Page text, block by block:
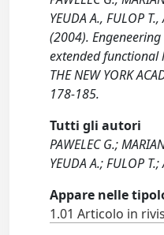
YEUDA A., FULOP
(2004).
extended functional
THE NEW YORK
178-185.
Tutti gli autori
PAWELEC G.;
YEUDA A.; FULOP T.;
Appare nelle
1.01 Articolo in